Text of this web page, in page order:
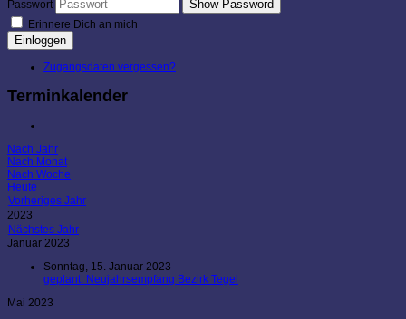
Passwort
Show Password
Erinnere Dich an mich
Einloggen
Zugangsdaten vergessen?
Terminkalender
Nach Jahr
Nach Monat
Nach Woche
Heute
Vorheriges Jahr
2023
Nächstes Jahr
Januar 2023
Sonntag, 15. Januar 2023
geplant: Neujahrsempfang Bezirk Tegel
Mai 2023